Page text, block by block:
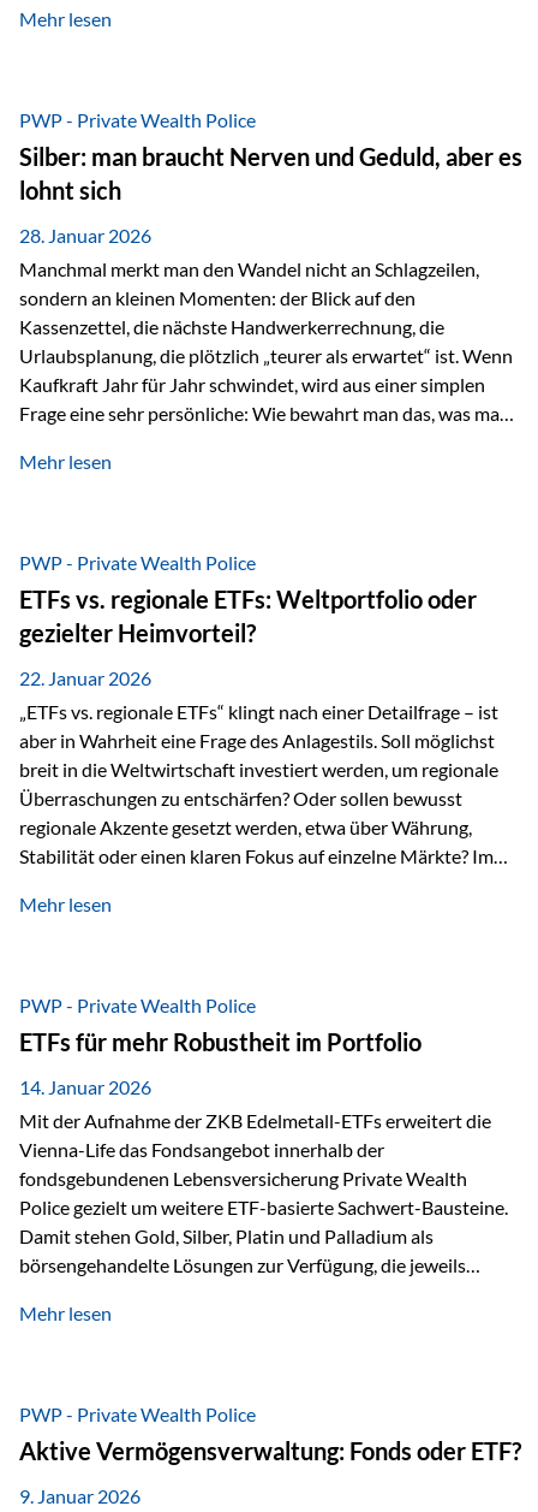
starken Anstiegen. Diese verändern jedoch nicht die
von geopolitischen Spannungen, einer stark ausgeweiteten
Geldmenge sowie strukturellen Verschiebungen an den
Kapitalmärkten geprägt ist, bleibt Gold ein bewährter Anker.
Nicht, weil…
Mehr lesen
PWP - Private Wealth Police
Silber: man braucht Nerven und Geduld, aber es
lohnt sich
28. Januar 2026
Manchmal merkt man den Wandel nicht an Schlagzeilen,
sondern an kleinen Momenten: der Blick auf den
Kassenzettel, die nächste Handwerkerrechnung, die
Urlaubsplanung, die plötzlich „teurer als erwartet“ ist. Wenn
Kaufkraft Jahr für Jahr schwindet, wird aus einer simplen
Frage eine sehr persönliche: Wie bewahrt man das, was man
Sachwerten mit einer Investition in Sachwerte zu
gerade dann, wenn Märkte nervös werden,…
Mehr lesen
PWP - Private Wealth Police
ETFs vs. regionale ETFs: Weltportfolio oder
gezielter Heimvorteil?
22. Januar 2026
„ETFs vs. regionale ETFs“ klingt nach einer Detailfrage – ist
aber in Wahrheit eine Frage des Anlagestils. Soll möglichst
breit in die Weltwirtschaft investiert werden, um regionale
Überraschungen zu entschärfen? Oder sollen bewusst
regionale Akzente gesetzt werden, etwa über Währung,
Stabilität oder einen klaren Fokus auf einzelne Märkte? Im
Wealth Police der Vienna-Life lassen sich beide Ansätze
Risikostreuung, Inflationsrobustheit und Stabilisierung. 1)
Die Philosophiefrage: breit oder bewusst? Global investieren
bedeutet: Das Portfolio bildet die Weltmärkte möglichst
breit ab, ohne die…
Mehr lesen
PWP - Private Wealth Police
ETFs für mehr Robustheit im Portfolio
14. Januar 2026
Mit der Aufnahme der ZKB Edelmetall-ETFs erweitert die
Vienna-Life das Fondsangebot innerhalb der
fondsgebundenen Lebensversicherung Private Wealth
Police gezielt um weitere ETF-basierte Sachwert-Bausteine.
Damit stehen Gold, Silber, Platin und Palladium als
börsengehandelte Lösungen zur Verfügung, die jeweils
dabei nicht auf einzelnen Marktmeinungen, sondern auf
Inflationsrobustheit und Stabilisierung – eingebettet in eine
liechtensteinische Versicherungsstruktur. Die
Sicherheitsarchitektur: Liechtenstein als Strukturprinzip Die
Private Wealth Police positioniert sich mit einer dreistufigen
Mehr lesen
PWP - Private Wealth Police
Aktive Vermögensverwaltung: Fonds oder ETF?
9. Januar 2026